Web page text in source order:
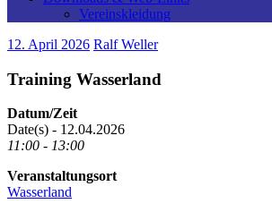
Vereinskleidung
12. April 2026 Ralf Weller
Training Wasserland
Datum/Zeit
Date(s) - 12.04.2026
11:00 - 13:00
Veranstaltungsort
Wasserland